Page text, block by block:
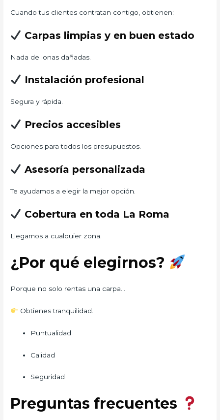
Cuando tus clientes contratan contigo, obtienen:
Carpas limpias y en buen estado
Nada de lonas dañadas.
Instalación profesional
Segura y rápida.
Precios accesibles
Opciones para todos los presupuestos.
Asesoría personalizada
Te ayudamos a elegir la mejor opción.
Cobertura en toda La Roma
Llegamos a cualquier zona.
¿Por qué elegirnos?
Porque no solo rentas una carpa…
Obtienes tranquilidad.
Puntualidad
Calidad
Seguridad
Preguntas frecuentes